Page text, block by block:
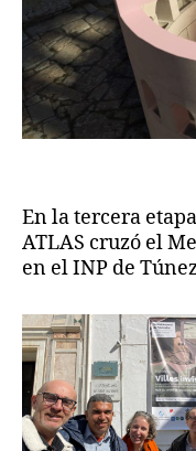
En la tercera
ATLAS cruzó el
en el INP de